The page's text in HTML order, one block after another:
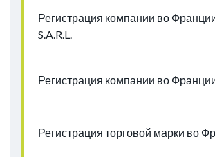
Регистрация компании во
S.A.R.L.
Регистрация компании во
Регистрация торговой марки во